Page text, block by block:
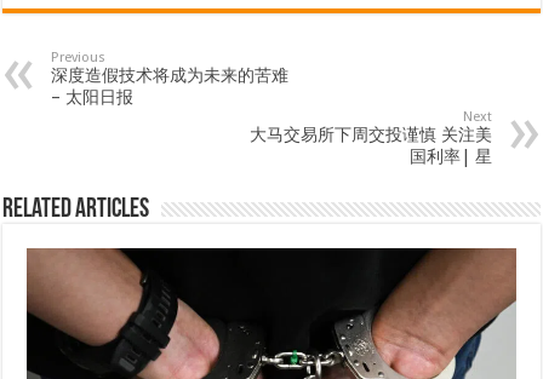
Previous
深度造假技术将成为未来的苦难
– 太阳日报
Next
大马交易所下周交投谨慎 关注美
国利率| 星
Related Articles